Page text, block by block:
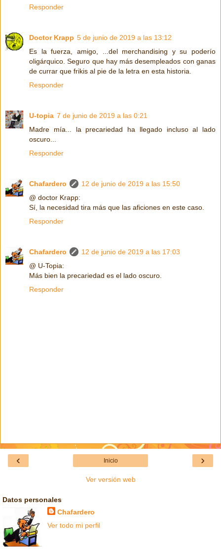
Responder
Doctor Krapp 5 de junio de 2019 a las 13:12
Es la fuerza, amigo, ...del merchandising y su poderío
oligárquico. Seguro que hay más desempleados con ganas
de currar que frikis al pie de la letra en esta historia.
Responder
U-topia 7 de junio de 2019 a las 0:21
Madre mía... la precariedad ha llegado incluso al lado
oscuro...
Responder
Chafardero
12 de junio de 2019 a las 15:50
@ doctor Krapp:
Sí, la necesidad tira más que las aficiones en este caso.
Responder
Chafardero
12 de junio de 2019 a las 17:03
@ U-Topia:
Más bien la precariedad es el lado oscuro.
Responder
‹ ›
Inicio
Ver versión web
Datos personales
Chafardero
Ver todo mi perfil